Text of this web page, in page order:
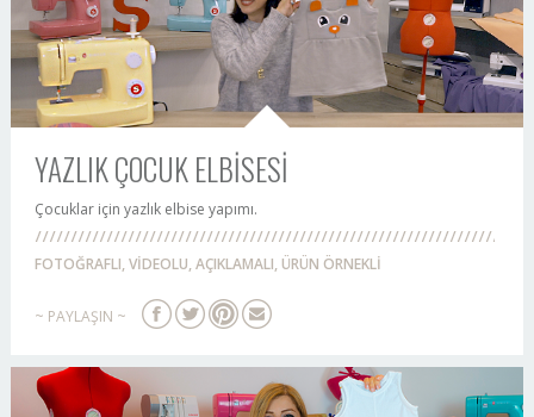
YAZLIK ÇOCUK ELBİSESİ
Çocuklar için yazlık elbise yapımı.
FOTOĞRAFLI, VİDEOLU, AÇIKLAMALI, ÜRÜN ÖRNEKLİ
~ PAYLAŞIN ~